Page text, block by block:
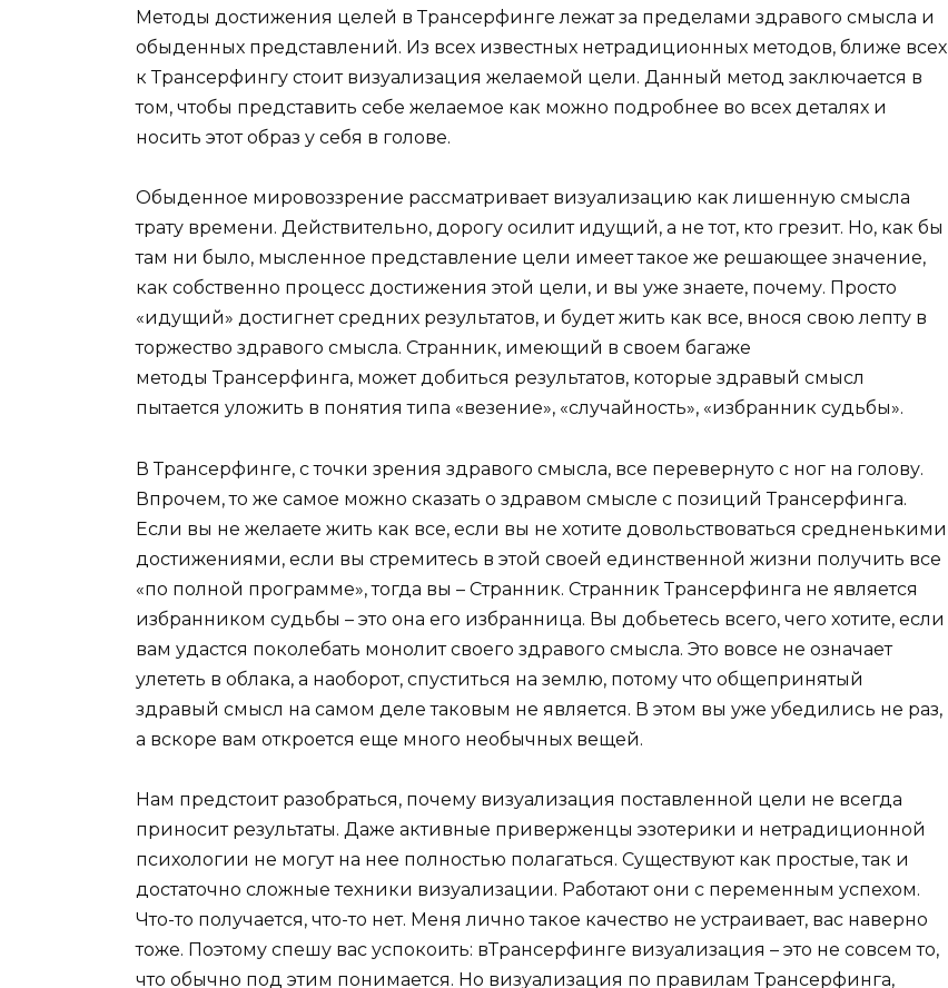
Методы достижения целей в Трансерфинге лежат за пределами здравого смысла и
обыденных представлений. Из всех известных нетрадиционных методов, ближе всех
к Трансерфингу стоит визуализация желаемой цели. Данный метод заключается в
том, чтобы представить себе желаемое как можно подробнее во всех деталях и
носить этот образ у себя в голове.
Обыденное мировоззрение рассматривает визуализацию как лишенную смысла
трату времени. Действительно, дорогу осилит идущий, а не тот, кто грезит. Но, как бы
там ни было, мысленное представление цели имеет такое же решающее значение,
как собственно процесс достижения этой цели, и вы уже знаете, почему. Просто
«идущий» достигнет средних результатов, и будет жить как все, внося свою лепту в
торжество здравого смысла. Странник, имеющий в своем багаже
методы Трансерфинга, может добиться результатов, которые здравый смысл
пытается уложить в понятия типа «везение», «случайность», «избранник судьбы».
В Трансерфинге, с точки зрения здравого смысла, все перевернуто с ног на голову.
Впрочем, то же самое можно сказать о здравом смысле с позиций Трансерфинга.
Если вы не желаете жить как все, если вы не хотите довольствоваться средненькими
достижениями, если вы стремитесь в этой своей единственной жизни получить все
«по полной программе», тогда вы – Странник. Странник Трансерфинга не является
избранником судьбы – это она его избранница. Вы добьетесь всего, чего хотите, если
вам удастся поколебать монолит своего здравого смысла. Это вовсе не означает
улететь в облака, а наоборот, спуститься на землю, потому что общепринятый
здравый смысл на самом деле таковым не является. В этом вы уже убедились не раз,
а вскоре вам откроется еще много необычных вещей.
Нам предстоит разобраться, почему визуализация поставленной цели не всегда
приносит результаты. Даже активные приверженцы эзотерики и нетрадиционной
психологии не могут на нее полностью полагаться. Существуют как простые, так и
достаточно сложные техники визуализации. Работают они с переменным успехом.
Что-то получается, что-то нет. Меня лично такое качество не устраивает, вас наверно
тоже. Поэтому спешу вас успокоить: вТрансерфинге визуализация – это не совсем то,
что обычно под этим понимается. Но визуализация по правилам Трансерфинга,